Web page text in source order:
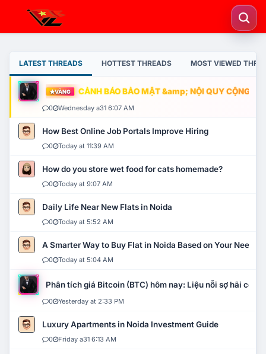
LATEST THREADS HOTTEST THREADS MOST VIEWED
VÀNG CẢNH BÁO BẢO MẬT &amp; NỘI QUY CỘNG
0 Wednesday a31 6:07 AM
How Best Online Job Portals Improve Hiring
0 Today at 11:39 AM
How do you store wet food for cats homemade?
0 Today at 9:07 AM
Daily Life Near New Flats in Noida
0 Today at 5:52 AM
A Smarter Way to Buy Flat in Noida Based on Your Needs
0 Today at 5:04 AM
Phân tích giá Bitcoin (BTC) hôm nay: Liệu nỗi sợ hãi có
0 Yesterday at 2:33 PM
Luxury Apartments in Noida Investment Guide
0 Friday a31 6:13 AM